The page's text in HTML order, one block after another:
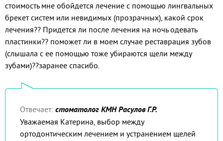
стоимость мне обойдется лечение с помощью лингвальных
брекет систем или невидимых (прозрачных), какой срок
лечения?? Придется ли после лечения на ночь одевать
пластинки?? поможет ли в моем случае реставрация зубов
(слышала с ее помощью тоже убираются щели между
зубами)??заранее спасибо.
Отвечает: стоматолог КМН Расулов Г.Р.
Уважаемая Катерина, выбор между
ортодонтическим лечением и устранением щелей